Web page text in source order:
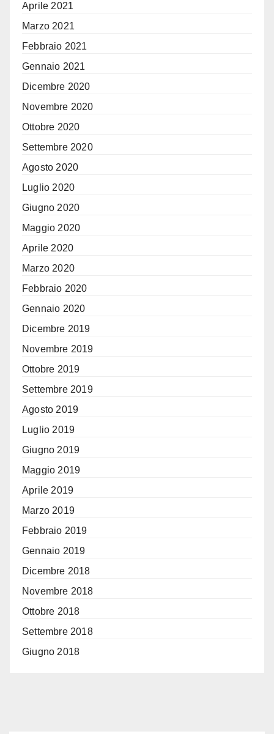
Aprile 2021
Marzo 2021
Febbraio 2021
Gennaio 2021
Dicembre 2020
Novembre 2020
Ottobre 2020
Settembre 2020
Agosto 2020
Luglio 2020
Giugno 2020
Maggio 2020
Aprile 2020
Marzo 2020
Febbraio 2020
Gennaio 2020
Dicembre 2019
Novembre 2019
Ottobre 2019
Settembre 2019
Agosto 2019
Luglio 2019
Giugno 2019
Maggio 2019
Aprile 2019
Marzo 2019
Febbraio 2019
Gennaio 2019
Dicembre 2018
Novembre 2018
Ottobre 2018
Settembre 2018
Giugno 2018